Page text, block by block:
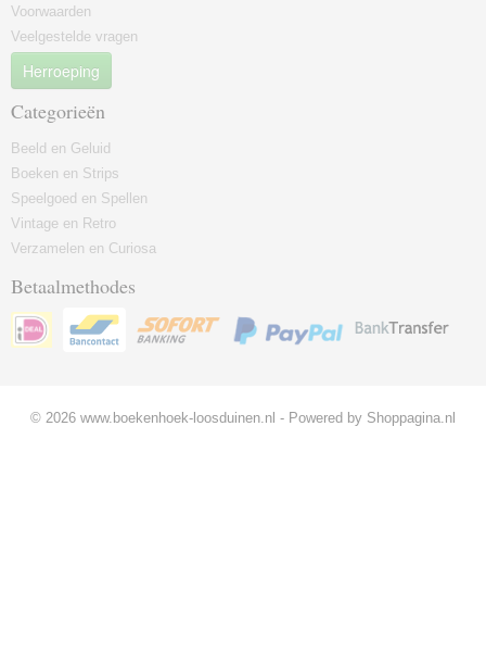
Voorwaarden
Veelgestelde vragen
Herroeping
Categorieën
Beeld en Geluid
Boeken en Strips
Speelgoed en Spellen
Vintage en Retro
Verzamelen en Curiosa
Betaalmethodes
© 2026 www.boekenhoek-loosduinen.nl - Powered by Shoppagina.nl